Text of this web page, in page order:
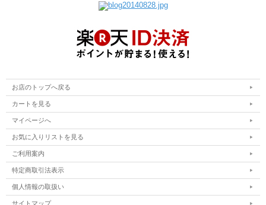
お店のトップへ戻る
カートを見る
マイページへ
お気に入りリストを見る
ご利用案内
特定商取引法表示
個人情報の取扱い
サイトマップ